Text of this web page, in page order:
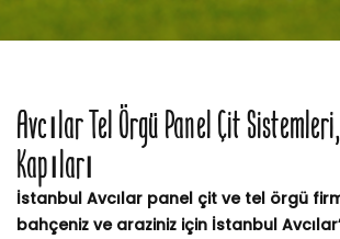
Avcılar Tel Örgü Panel Çit
Kapıları
İstanbul Avcılar panel çit ve tel örgü
bahçeniz ve araziniz için İstanbul